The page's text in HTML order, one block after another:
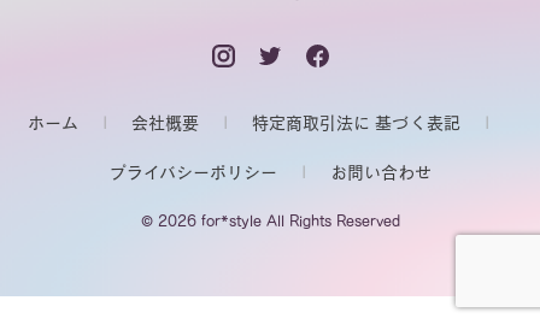
ホーム 会社概要 特定商取引法に 基づく表記
プライバシーポリシー お問い合わせ
© 2026 for*style All Rights Reserved